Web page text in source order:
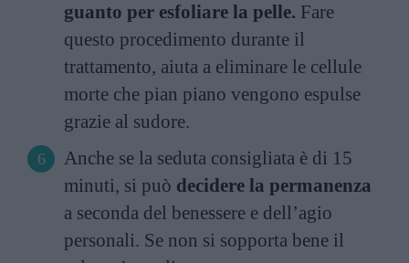
guanto per esfoliare la pelle. Fare
questo procedimento durante il
trattamento, aiuta a eliminare le cellule
morte che pian piano vengono espulse
grazie al sudore.
Anche se la seduta consigliata è di 15
minuti, si può decidere la permanenza
a seconda del benessere e dell’agio
personali. Se non si sopporta bene il